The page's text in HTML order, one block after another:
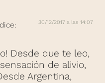
dice: 30/12/2017 a las 14:07
Desde que te leo,
de alivio,
Argentina,